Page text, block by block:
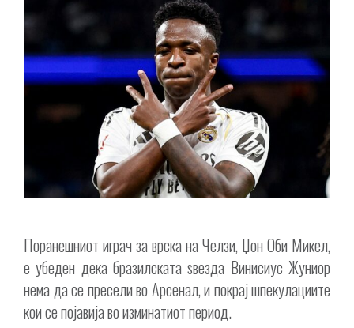
Поранешниот играч за врска на Челзи, Џон Оби Микел,
е убеден дека бразилската ѕвезда Винисиус Жуниор
нема да се пресели во Арсенал, и покрај шпекулациите
кои се појавија во изминатиот период.